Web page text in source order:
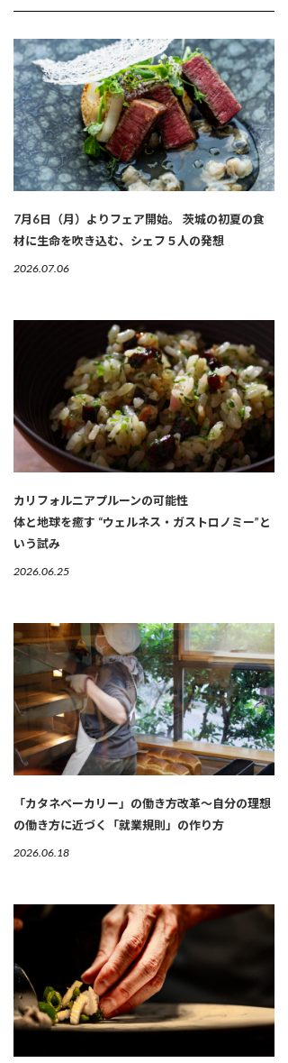
7月6日（月）よりフェア開始。 茨城の初夏の食
材に生命を吹き込む、シェフ５人の発想
2026.07.06
カリフォルニアプルーンの可能性
体と地球を癒す “ウェルネス・ガストロノミー”と
いう試み
2026.06.25
「カタネベーカリー」の働き方改革～自分の理想
の働き方に近づく「就業規則」の作り方
2026.06.18